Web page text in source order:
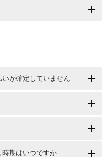
が確定していません
時期はいつですか